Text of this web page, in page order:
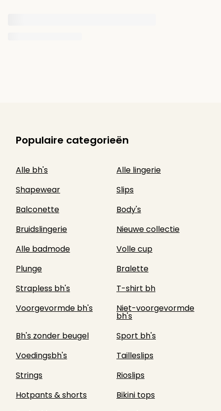
Populaire categorieën
Alle bh's
Alle lingerie
Shapewear
Slips
Balconette
Body's
Bruidslingerie
Nieuwe collectie
Alle badmode
Volle cup
Plunge
Bralette
Strapless bh's
T-shirt bh
Voorgevormde bh's
Niet-voorgevormde
bh's
Bh's zonder beugel
Sport bh's
Voedingsbh's
Tailleslips
Strings
Rioslips
Hotpants & shorts
Bikini tops